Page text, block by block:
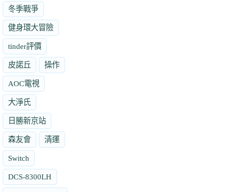
冬季戰爭
健身環大冒險
tinder評價
皮諾丘 操作
AOC電視
大淨氏
日勝新京站
森友會 清運
Switch
DCS-8300LH